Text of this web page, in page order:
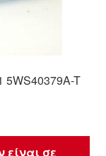
T
είναι σε